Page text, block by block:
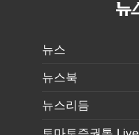
뉴스
뉴스북
뉴스리듬